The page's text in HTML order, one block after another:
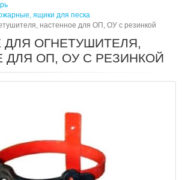
ящики для песка
настенное для ОП, ОУ с резинкой
ДЛЯ ОГНЕТУШИТЕЛЯ,
ДЛЯ ОП, ОУ С РЕЗИНКОЙ